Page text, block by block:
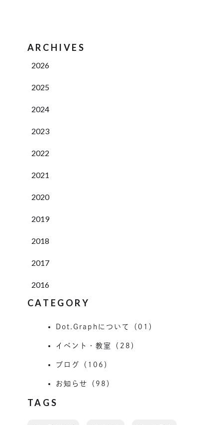
ARCHIVES
2026
2025
2024
2023
2022
2021
2020
2019
2018
2017
2016
CATEGORY
Dot.Graphについて（01）
イベント・教室（28）
ブログ（106）
お知らせ（98）
TAGS